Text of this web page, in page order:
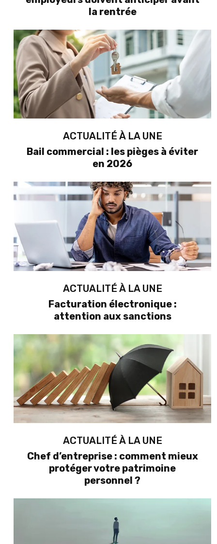
la rentrée
ACTUALITÉ À LA UNE
Bail commercial : les pièges à éviter
en 2026
ACTUALITÉ À LA UNE
Facturation électronique :
attention aux sanctions
ACTUALITÉ À LA UNE
Chef d’entreprise : comment mieux
protéger votre patrimoine
personnel ?